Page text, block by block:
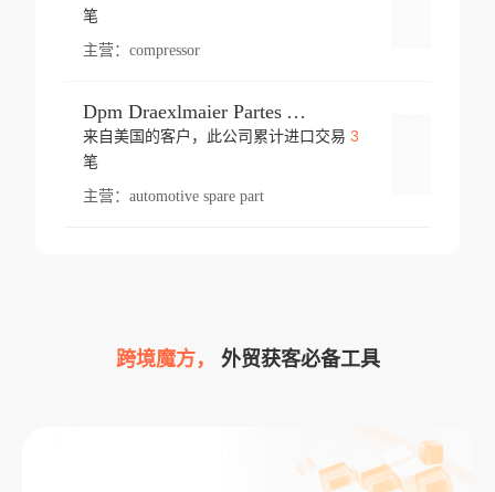
笔
主营： compressor
Dpm Draexlmaier Partes Automotrices Corr Ind Huejotzingo
来自美国的客户，此公司累计进口交易 3
笔
主营： automotive spare part
跨境魔方， 外贸获客必备工具